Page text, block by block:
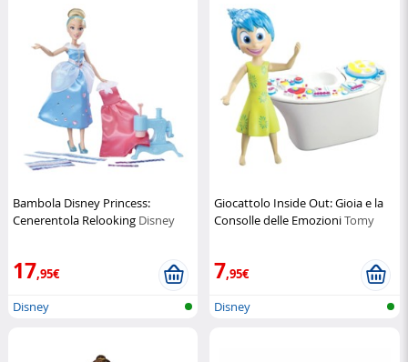
Bambola Disney Princess:
Cenerentola Relooking Disney
17,95€
Disney
Giocattolo Inside Out: Gioia e la
Consolle delle EmozioniTomy
7,95€
Disney